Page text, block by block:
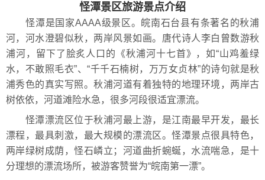
怪潭景区旅游景点介绍
怪潭是国家AAAA级景区。皖南石台县有条著名的秋浦
河，河水澄碧似秋，两岸风景如画。唐代诗人李白曾数游秋
浦河，留下了脍炙人口的《秋浦河十七首》，如“山鸡羞绿
水，不敢照毛衣”、“千千石楠树，万万女贞林”的诗句就是秋
浦秀色的真实写照。秋浦河道有着独特的地理环境，两岸古
树依依，河道滩险水急，很多河段很适宜漂流。
怪潭漂流区位于秋浦河最上游，是江南最早开发，最长
漂程，最具刺激，最大规模的漂流区。怪潭景点很具特色，
两岸绿树成荫，怪石嶙立；河道曲折蜿蜒，水流喘急，是十
分理想的漂流场所，被游客赞誉为“皖南第一漂”。